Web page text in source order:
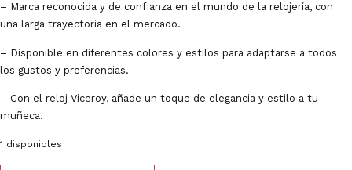
– Marca reconocida y de confianza en el mundo de la relojería, con
una larga trayectoria en el mercado.
– Disponible en diferentes colores y estilos para adaptarse a todos
los gustos y preferencias.
– Con el reloj Viceroy, añade un toque de elegancia y estilo a tu
muñeca.
1 disponibles